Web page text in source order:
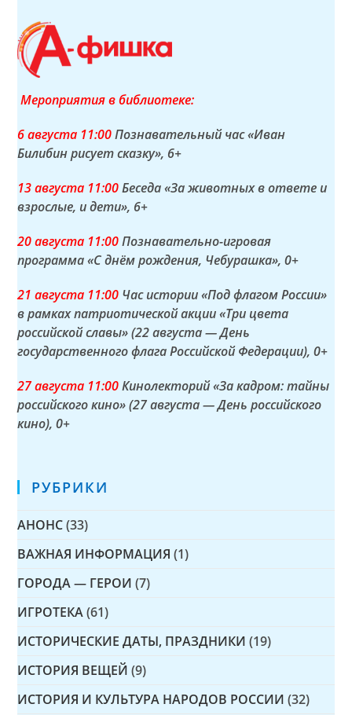
Мероприятия в библиотеке:
6 августа 11:00Познавательный час «Иван
Билибин рисует сказку», 6+
13 августа 11:00Беседа «За животных в ответе и
взрослые, и дети», 6+
20 августа 11:00Познавательно-игровая
программа «С днём рождения, Чебурашка», 0+
21 августа 11:00 Час истории «Под флагом России»
в рамках патриотической акции «Три цвета
российской славы» (22 августа — День
государственного флага Российской Федерации), 0+
27 августа 11:00Кинолекторий «За кадром: тайны
российского кино» (27 августа — День российского
кино), 0+
РУБРИКИ
АНОНС (33)
ВАЖНАЯ ИНФОРМАЦИЯ (1)
ГОРОДА — ГЕРОИ (7)
ИГРОТЕКА (61)
ИСТОРИЧЕСКИЕ ДАТЫ, ПРАЗДНИКИ (19)
ИСТОРИЯ ВЕЩЕЙ (9)
ИСТОРИЯ И КУЛЬТУРА НАРОДОВ РОССИИ (32)